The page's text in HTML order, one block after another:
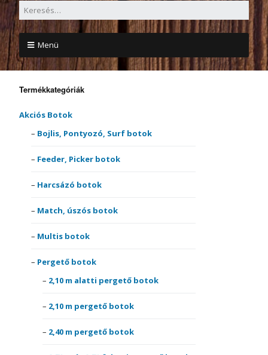
Menü
Termékkategóriák
Akciós Botok
Bojlis, Pontyozó, Surf botok
Feeder, Picker botok
Harcsázó botok
Match, úszós botok
Multis botok
Pergető botok
2,10 m alatti pergető botok
2,10 m pergető botok
2,40 m pergető botok